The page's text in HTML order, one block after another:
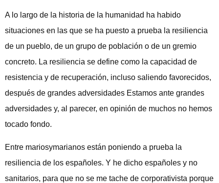
A lo largo de la historia de la humanidad ha habido
situaciones en las que se ha puesto a prueba la resiliencia
de un pueblo, de un grupo de población o de un gremio
concreto. La resiliencia se define como la capacidad de
resistencia y de recuperación, incluso saliendo favorecidos,
después de grandes adversidades Estamos ante grandes
adversidades y, al parecer, en opinión de muchos no hemos
tocado fondo.
Entre mariosymarianos están poniendo a prueba la
resiliencia de los españoles. Y he dicho españoles y no
sanitarios, para que no se me tache de corporativista porque